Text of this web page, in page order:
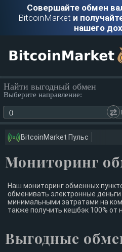
Совершайте обмен
BitcoinMarket и
нашего
Найти выгодный обмен
Выберите направление:
()
BitcoinMarket Пульс
Мониторинг
Наш мониторинг обменных
обменивать электронные деньги
минимальными затратами на
также получить кешбэк 100% от
Выгодные